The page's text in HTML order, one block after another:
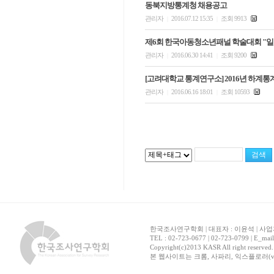
동북지방통계청 채용공고
관리자 2016.07.12 15:35 조회 9913
제6회 한국아동청소년패널 학술대회 "
관리자 2016.06.30 14:41 조회 9200
[고려대학교 통계연구소] 2016년 하계통
관리자 2016.06.16 18:01 조회 10593
한국조사연구학회 | 대표자 : 이윤석 | 사
TEL : 02-723-0677 | 02-723-0799 | E_mail
Copyright(c)2013 KASR All right
본 웹사이트는 크롬, 사파리, 익스플로러